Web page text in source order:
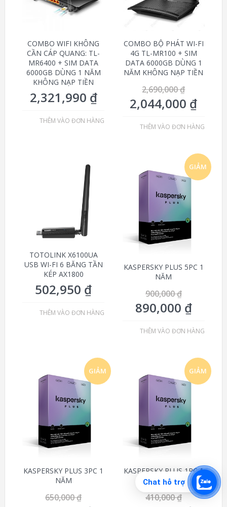
COMBO WIFI KHÔNG
CẦN CÁP QUANG: TL-
MR6400 + SIM DATA
6000GB DÙNG 1 NĂM
KHÔNG NẠP TIỀN
2,321,990 ₫
THÊM VÀO ĐƠN HÀNG
COMBO BỘ PHÁT WI-FI
4G TL-MR100 + SIM
DATA 6000GB DÙNG 1
NĂM KHÔNG NẠP TIỀN
2,690,000₫
2,044,000 ₫
THÊM VÀO ĐƠN HÀNG
TOTOLINK X6100UA
USB WI-FI 6 BĂNG TẦN
KÉP AX1800
502,950 ₫
THÊM VÀO ĐƠN HÀNG
GIẢM
KASPERSKY PLUS 5PC 1
NĂM
900,000₫
890,000 ₫
THÊM VÀO ĐƠN HÀNG
GIẢM
KASPERSKY PLUS 3PC 1
NĂM
650,000₫
GIẢM
KASPERSKY PLUS 1PC 1
NĂM
410,000₫
Chat hỗ trợ